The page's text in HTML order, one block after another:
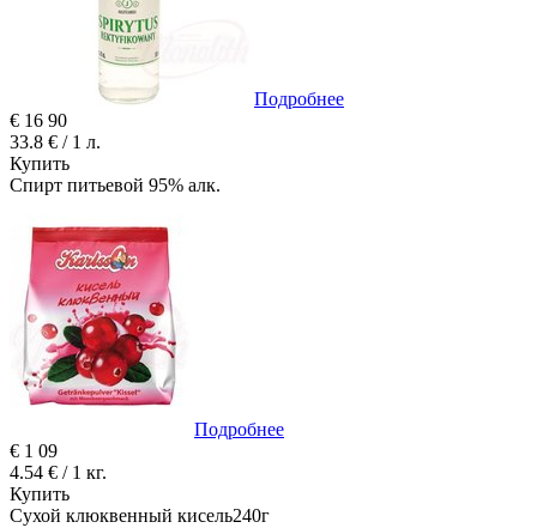
Подробнее
€ 16 90
33.8 € / 1 л.
Купить
Спирт питьевой 95% алк.
Подробнее
€ 1 09
4.54 € / 1 кг.
Купить
Сухой клюквенный кисель240г